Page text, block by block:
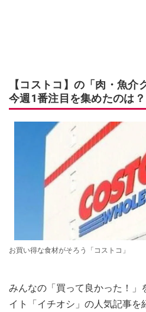
【コストコ】の「肉・魚介
今週1番注目を集めたのは？
お買い得な食材がそろう「コストコ」
みんなの「買って良かった！」
イト「イチオシ」の人気記事を